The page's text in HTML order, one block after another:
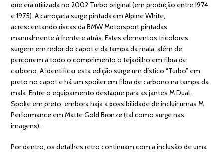
que era utilizada no 2002 Turbo original (em produção entre 1974
e 1975). A carroçaria surge pintada em Alpine White,
acrescentando riscas da BMW Motorsport pintadas
manualmente à frente e atrás. Estes elementos tricolores
surgem em redor do capot e da tampa da mala, além de
percorrem a todo o comprimento o tejadilho em fibra de
carbono. A identificar esta edição surge um dístico “Turbo” em
preto no capot e há um spoiler em fibra de carbono na tampa da
mala. Entre o equipamento destaque para as jantes M Dual-
Spoke em preto, embora haja a possibilidade de incluir umas M
Performance em Matte Gold Bronze (tal como surge nas
imagens).
Por dentro, os detalhes retro continuam com a inclusão de uma